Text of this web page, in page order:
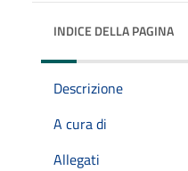
INDICE DELLA PAGINA
Descrizione
A cura di
Allegati